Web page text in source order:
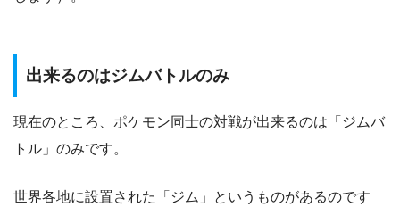
出来るのはジムバトルのみ
現在のところ、ポケモン同士の対戦が出来るのは「ジムバ
トル」のみです。
世界各地に設置された「ジム」というものがあるのです